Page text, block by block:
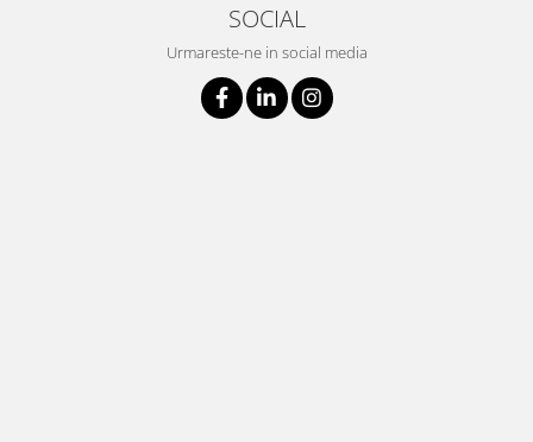
SOCIAL
Urmareste-ne in social media